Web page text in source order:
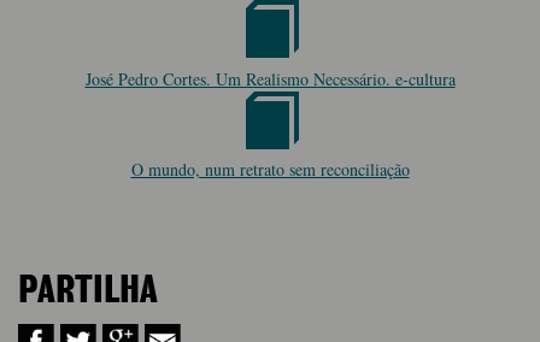
José Pedro Cortes. Um Realismo Necessário. e-cultura
O mundo, num retrato sem reconciliação
PARTILHA